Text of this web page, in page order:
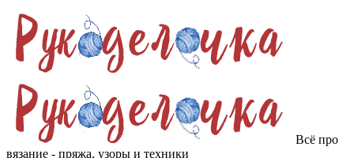
Всё про
вязание - пряжа, узоры и техники